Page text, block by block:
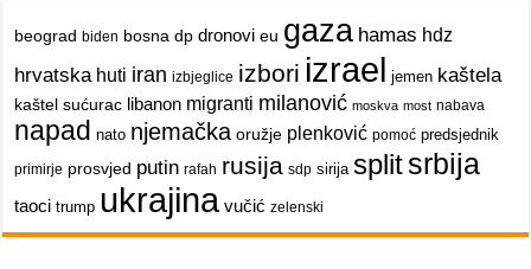
beograd biden bosna dp dronovi eu gaza hamas hdz
hrvatska huti iran izbjeglice izbori izrael jemen kaštela
kaštel sućurac libanon migranti milanović moskva most nabava
napad nato njemačka oružje plenković pomoć predsjednik
primirje prosvjed putin rafah rusija sdp sirija splitsrbija
taoci trump ukrajina vučić zelenski